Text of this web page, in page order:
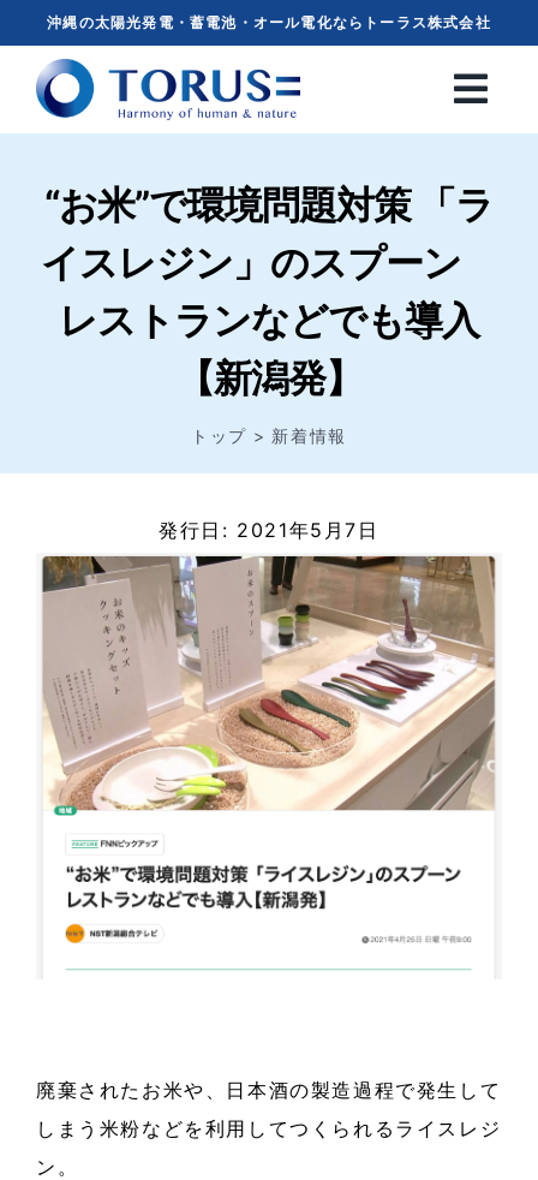
content
沖縄の太陽光発電・蓄電池・オール電化ならトーラス株式会社
“お米”で環境問題対策 「ラ
イスレジン」のスプーン
レストランなどでも導入
【新潟発】
トップ 新着情報
発行日: 2021年5月7日
廃棄されたお米や、日本酒の製造過程で発生して
しまう米粉などを利用してつくられるライスレジ
ン。